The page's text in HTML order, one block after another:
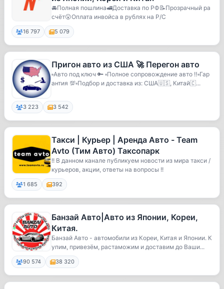
🚘Полная пошлина🚅Доставка по РФ📝Прозрачный ра
счёт😮Оплата инвойса в рублях на Р/С
16 797 5 079
Пригон авто из США 🚀 Перегон авто
▫️Авто под ключ 🔑 ▫️Полное сопровождение авто ‼️▫️Гар
антия 💯▫️Подбор и доставка из: США🇺🇸, Китай🇨...
3 223 3 542
Такси | Курьер | Аренда Авто - Team
Avto (Тим Авто) Таксопарк
!! В данном канале публикуем новости из мира такси /
курьеров, акции, ответы на вопросы !!
1 685 392
Банзай Авто|Авто из Японии, Кореи,
Китая.
Банзай Авто - автомобили из Кореи, Китая и Японии. К
упим, привезём, растаможим и доставим до Ваши...
90 574 38 320